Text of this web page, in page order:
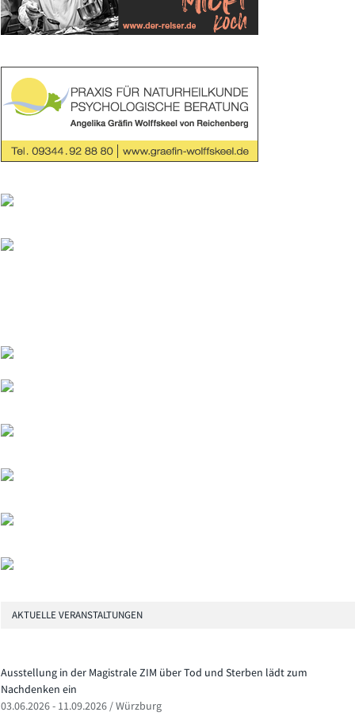
AKTUELLE VERANSTALTUNGEN
Ausstellung in der Magistrale ZIM über Tod und Sterben lädt zum
Nachdenken ein
03.06.2026 - 11.09.2026 / Würzburg